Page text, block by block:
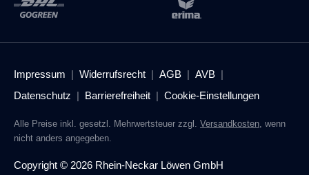
Copyright © 2026 Rhein-Neckar Löwen GmbH
Impressum Widerrufsrecht AGB
AVB
Datenschutz
Barrierefreiheit Cookie-Einstellungen
Alle Preise inkl. gesetzl. Mehrwertsteuer zzgl. Versandkosten, wenn
nicht anders angegeben.